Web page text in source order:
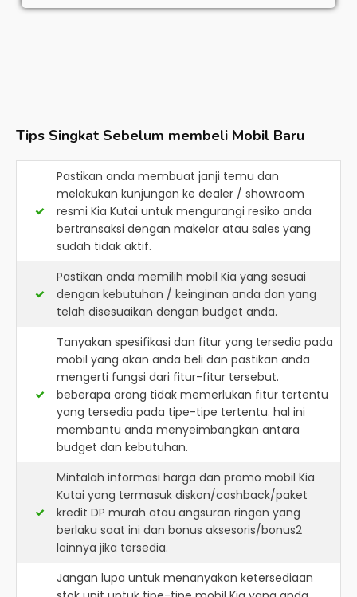
Tips Singkat Sebelum membeli Mobil Baru
Pastikan anda membuat janji temu dan
melakukan kunjungan ke dealer / showroom
resmi Kia Kutai untuk mengurangi resiko anda
bertransaksi dengan makelar atau sales yang
sudah tidak aktif.
Pastikan anda memilih mobil Kia yang sesuai
dengan kebutuhan / keinginan anda dan yang
telah disesuaikan dengan budget anda.
Tanyakan spesifikasi dan fitur yang tersedia pada
mobil yang akan anda beli dan pastikan anda
mengerti fungsi dari fitur-fitur tersebut.
beberapa orang tidak memerlukan fitur tertentu
yang tersedia pada tipe-tipe tertentu. hal ini
membantu anda menyeimbangkan antara
budget dan kebutuhan.
Mintalah informasi harga dan promo mobil Kia
Kutai yang termasuk diskon/cashback/paket
kredit DP murah atau angsuran ringan yang
berlaku saat ini dan bonus aksesoris/bonus2
lainnya jika tersedia.
Jangan lupa untuk menanyakan ketersediaan